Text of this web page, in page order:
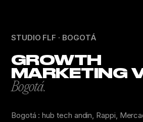
STUDIO FLF · BOGOTÁ
GROWTH
MARKETING
Bogotá.
Bogotá : hub tech andin, Rappi,